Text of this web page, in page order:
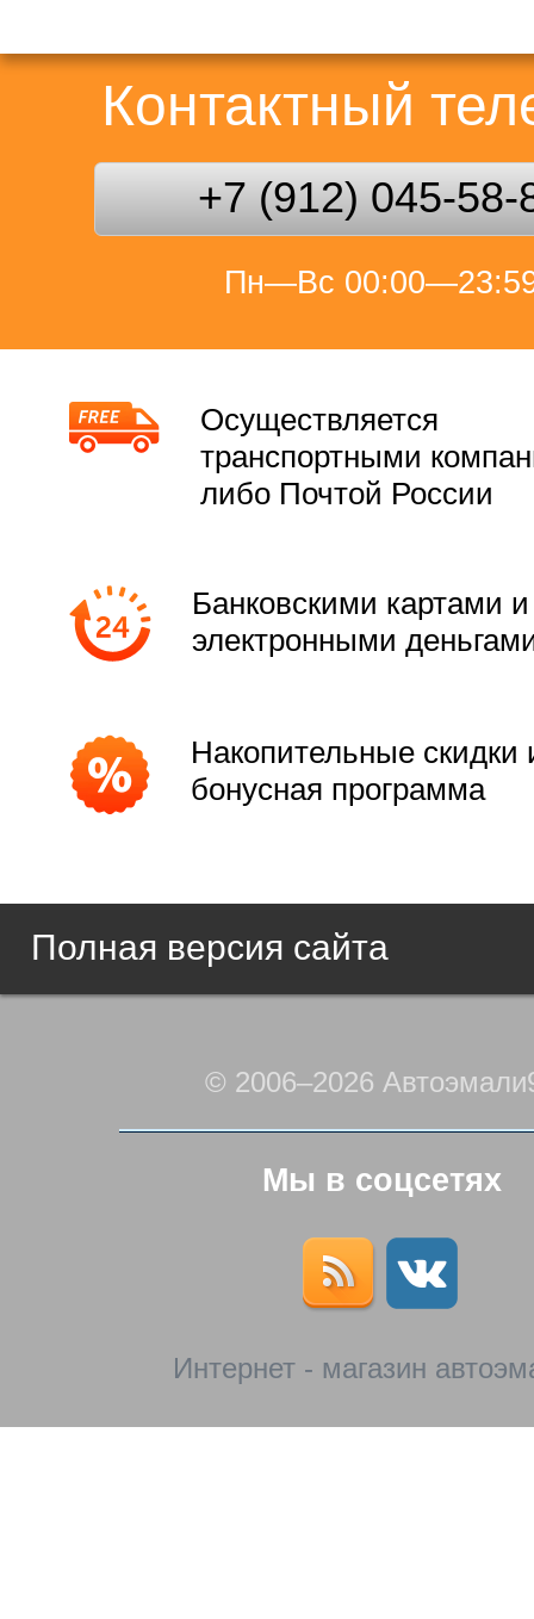
Контактный
+7 (912) 045-58-
Пн—Вс
Осуществляется
транспортными
либо Почтой России
Банковскими картами и
электронными
Накопительные скидки
бонусная программа
Полная версия сайта
© 2006–2026
Мы в соцсетях
Интернет - магазин